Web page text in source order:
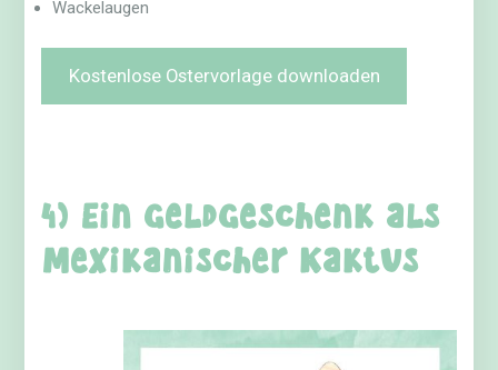
Wackelaugen
Kostenlose Ostervorlage downloaden
4) Ein Geldgeschenk als
mexikanischer Kaktus